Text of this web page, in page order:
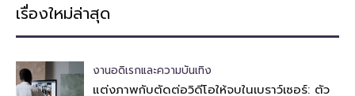
เรื่องใหม่ล่าสุด
งานอดิเรกและความบันเทิง
แต่งภาพกับตัดต่อวิดีโอให้จบในเบราว์เซอร์: ตัว